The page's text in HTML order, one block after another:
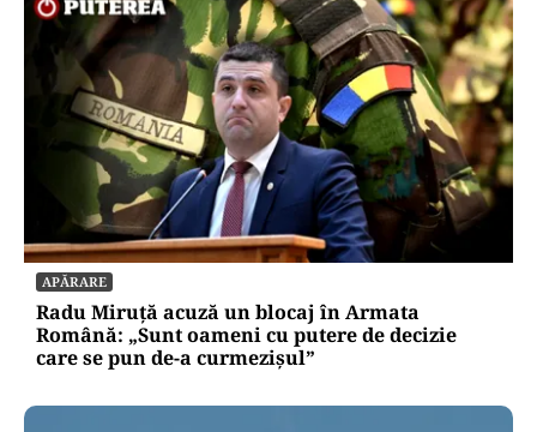
APĂRARE
Radu Miruță acuză un blocaj în Armata
Română: „Sunt oameni cu putere de decizie
care se pun de-a curmezișul”